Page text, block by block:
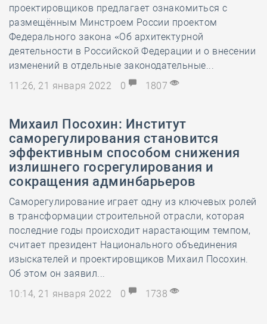
проектировщиков предлагает ознакомиться с
размещённым Минстроем России проектом
Федерального закона «Об архитектурной
деятельности в Российской Федерации и о внесении
изменений в отдельные законодательные...
11:26, 21 января 2022
0 1807
Михаил Посохин: Институт
саморегулирования становится
эффективным способом снижения
излишнего госрегулирования и
сокращения админбарьеров
Саморегулирование играет одну из ключевых ролей
в трансформации строительной отрасли, которая
последние годы происходит нарастающим темпом,
считает президент Национального объединения
изыскателей и проектировщиков Михаил Посохин.
Об этом он заявил...
10:14, 21 января 2022
0 1738